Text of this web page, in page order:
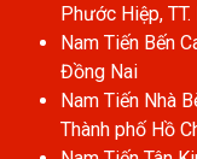
Phước Hiệp,
Nam Tiến Bến
Đồng Nai
Nam Tiến Nhà
Thành phố Hồ